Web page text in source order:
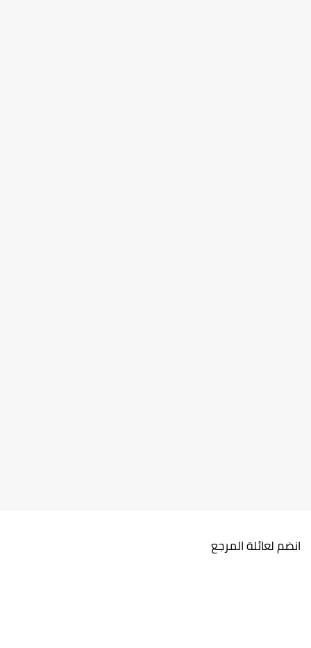
انضم لعائلة المرجع